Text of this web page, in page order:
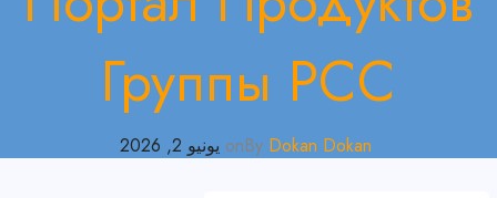
Группы РСС
By Dokan Dokan
on يونيو 2, 2026